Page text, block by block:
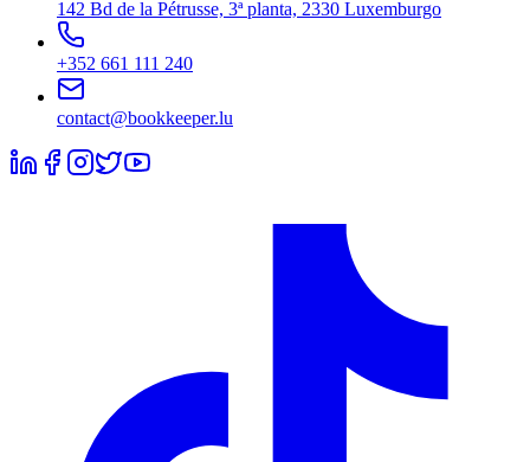
142 Bd de la Pétrusse, 3ª planta, 2330 Luxemburgo
+352 661 111 240
contact@bookkeeper.lu